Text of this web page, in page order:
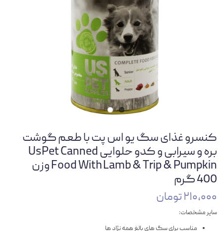
کنسرو غذای سگ یو اس پت با طعم گوشت
بره و سیرابی و کدو حلوایی UsPet Canned
Food With Lamb & Trip & Pumpkin وزن
400 گرم
۲۱۰,۰۰۰ تومان
سایر مشخصات:
مناسب برای سگ های بالغ همه نژاد ها